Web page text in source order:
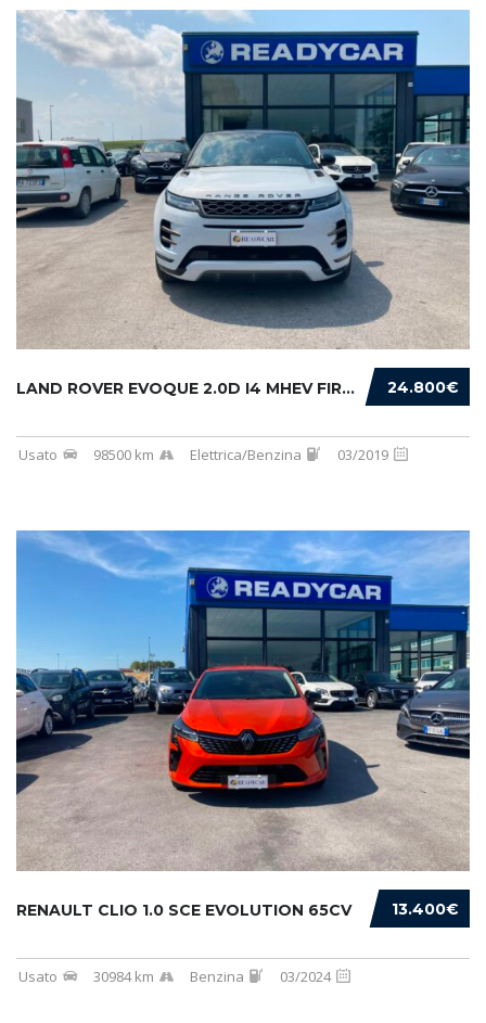
24.800€
LAND ROVER EVOQUE 2.0D I4 MHEV FIRST EDITION...
Usato 98500 km Elettrica/Benzina 03/2019
13.400€
RENAULT CLIO 1.0 SCE EVOLUTION 65CV
Usato 30984 km Benzina 03/2024